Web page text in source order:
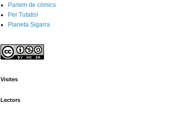
Parlem de còmics
Per Tutatis!
Planeta Sigarra
Visites
Lectors